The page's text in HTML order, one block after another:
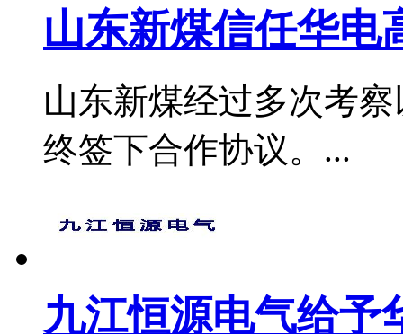
山东新煤信任华电
山东新煤经过多次考
终签下合作协议。...
九江恒源电气给予